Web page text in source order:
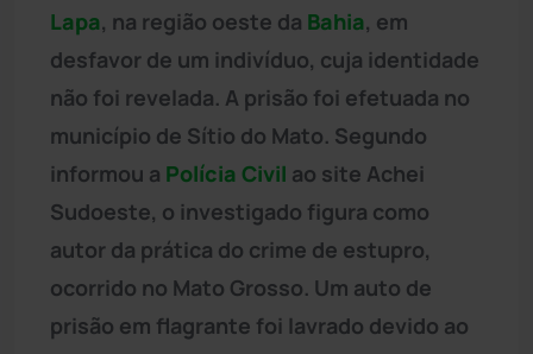
Lapa, na região oeste da Bahia, em
desfavor de um indivíduo, cuja identidade
não foi revelada. A prisão foi efetuada no
município de Sítio do Mato. Segundo
informou a Polícia Civil ao site Achei
Sudoeste, o investigado figura como
autor da prática do crime de estupro,
ocorrido no Mato Grosso. Um auto de
prisão em flagrante foi lavrado devido ao